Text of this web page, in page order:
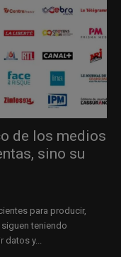
de los medios
sino su
para producir,
teniendo
y...